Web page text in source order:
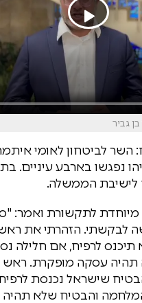
גביר
השר לביטחון לאומי
נפגשו בארבע עיניים.
לישיבת הממשלה.
מיוחדת לתקשורת ואמר:
לבקשתי. הזהרתי את
לרפיח, אם חלילה
תהיה עסקה מופקרת.
שישראל נכנסת
והבטיח שלא